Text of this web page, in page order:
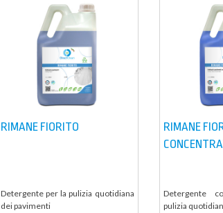
RIMANE FIORITO
Detergente per la pulizia quotidiana
dei pavimenti
RIMANE
Detergente
pulizia